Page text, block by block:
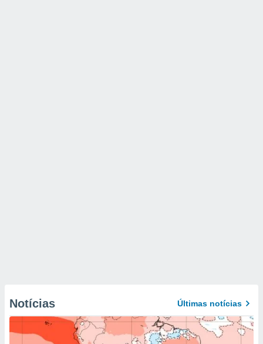
Notícias Últimas notícias